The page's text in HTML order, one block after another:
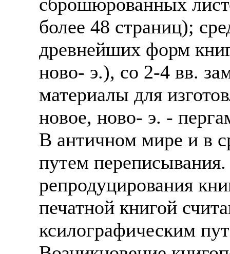
Также смотрите
отправке в другие
А также
рабочий,
стикеровщик.
# работа за границей
# работа за рубежом
# трудоустройство за
# трудоустройство за
В таких банках, как
Промсвязьбанк,
А также в компаниях:
СДЭК, ПЭК и т.д.
В направлениях: без
более 48 страниц);
древнейших форм
ново- э.), со 2-4 вв.
материалы для
новое, ново- э. -
В античном мире и в
путем
репродуцирования
печатной книгой
ксилографическим